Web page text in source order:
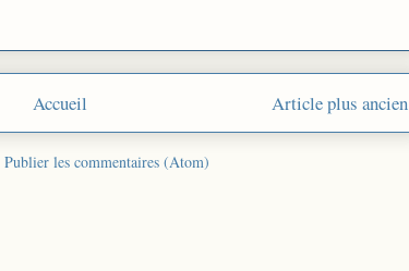
Article plus ancien
Accueil
Publier les commentaires (Atom)